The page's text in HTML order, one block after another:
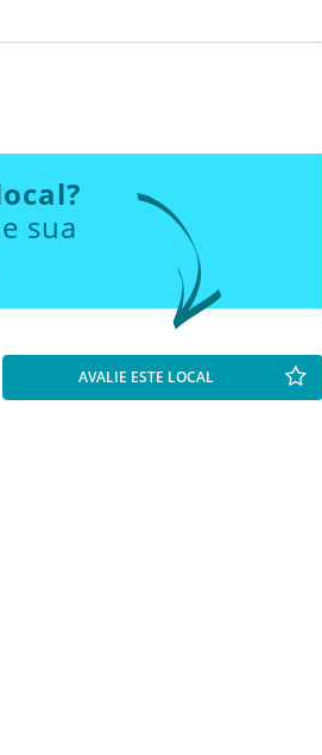
sua
AVALIE ESTE LOCAL